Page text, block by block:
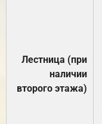
Лестница (при
наличии
второго этажа)